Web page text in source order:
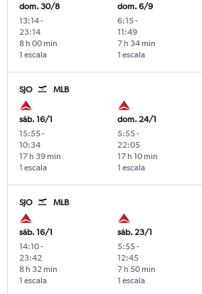
dom. 30/8
13:14-
23:14
1 escala
8 h 00 min
dom. 6/9
6:15-
11:49
1 escala
7 h 34 min
SJO MLB
sáb. 16/1
15:55-
10:34
1 escala
17 h 39 min
dom. 24/1
5:55-
22:05
1 escala
17 h 10 min
SJO MLB
sáb. 16/1
14:10-
23:42
1 escala
8 h 32 min
sáb. 23/1
5:55-
12:45
1 escala
7 h 50 min